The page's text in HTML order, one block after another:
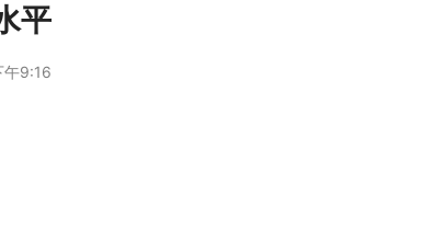
平
午9:16